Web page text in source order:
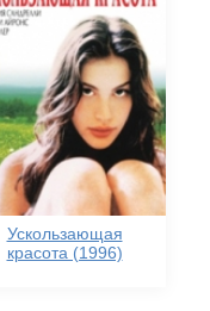
Ускользающая
красота (1996)